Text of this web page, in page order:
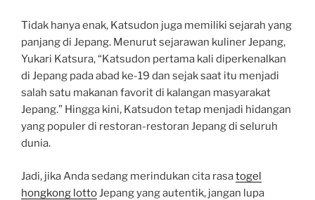
Tidak hanya enak, Katsudon juga memiliki sejarah yang
panjang di Jepang. Menurut sejarawan kuliner Jepang,
Yukari Katsura, “Katsudon pertama kali diperkenalkan
di Jepang pada abad ke-19 dan sejak saat itu menjadi
salah satu makanan favorit di kalangan masyarakat
Jepang.” Hingga kini, Katsudon tetap menjadi hidangan
yang populer di restoran-restoran Jepang di seluruh
dunia.
Jadi, jika Anda sedang merindukan cita rasatogel
hongkong lottoJepang yang autentik, jangan lupa